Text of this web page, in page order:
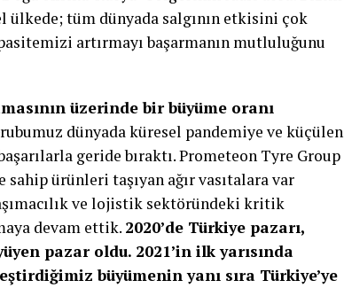
tüm dünyada salgının etkisini çok
artırmayı başarmanın mutluluğunu
üzerinde bir büyüme oranı
dünyada küresel pandemiye ve küçülen
geride bıraktı. Prometeon Tyre Group
ürünleri taşıyan ağır vasıtalara var
ve lojistik sektöründeki kritik
devam ettik. 2020’de Türkiye pazarı,
pazar oldu. 2021’in ilk yarısında
büyümenin yanı sıra Türkiye’ye